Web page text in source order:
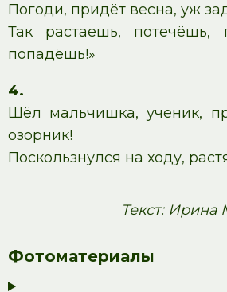
Погоди, придёт весна, уж
Так растаешь,
попадёшь!»
4.
Шёл мальчишка, ученик,
озорник!
Поскользнулся на ходу,
Текст:
Фотоматериалы